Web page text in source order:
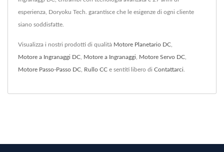
esperienza, Doryoku Tech. garantisce che le esigenze di ogni cliente
siano soddisfatte.
Visualizza i nostri prodotti di qualità Motore Planetario DC
Motore a Ingranaggi DC Motore a Ingranaggi Motore Servo DC
Motore Passo-Passo DC Rullo CC e sentiti libero di Contattarci